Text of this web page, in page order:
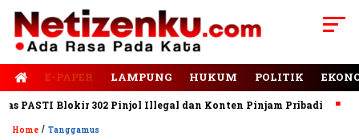
E-PAPER LAMPUNG HUKUM POLITIK
Blokir 302 Pinjol Illegal dan Konten Pinjam Pribadi
Home / Tanggamus